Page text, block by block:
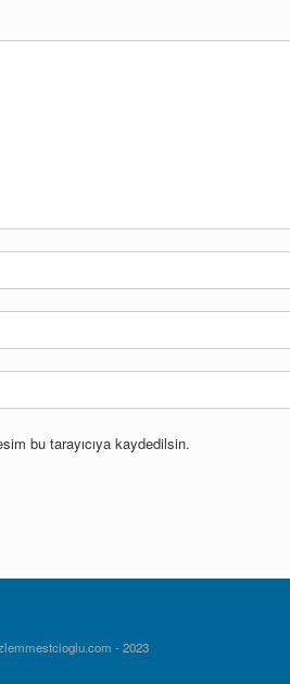
bu tarayıcıya kaydedilsin.
- 2023